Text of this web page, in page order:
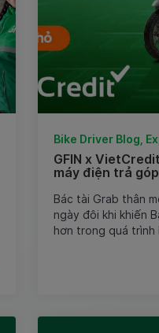
Bike Driver Blog,
GFIN x
máy điện trả góp
Bác tài Grab thân
ngày đôi khi khiến
hơn trong quá